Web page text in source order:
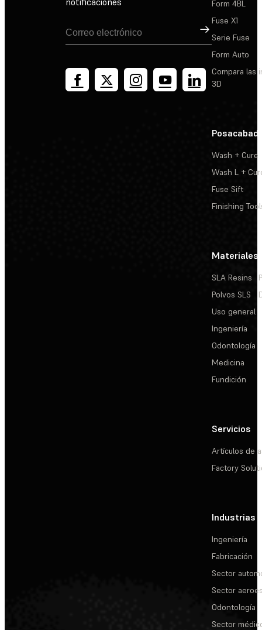
Suscribirse
Form 4BL
Fuse X1
Serie Fuse
Form Auto
Compara las
3D
Wash + Cure
Wash L +
Fuse Sift
Finishing
Materiales
SLA Resins
Polvos SLS
Uso general
Ingeniería
Odontología
Medicina
Fundición
Servicios
Artículos de
Factory
Industrias
Ingeniería
Fabricación
Sector
Sector
Odontología
Sector